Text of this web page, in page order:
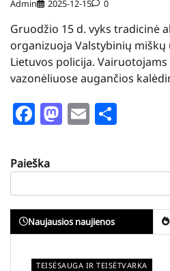
Admin 2025-12-15 0
Gruodžio 15 d. vyks tradicinė
organizuoja Valstybinių
Lietuvos policija.
vazonėliuose augančios
Facebook
Mastodon
Email
Paieška
Naujausios naujienos
TEISĖSAUGA IR TEISĖTVARKA